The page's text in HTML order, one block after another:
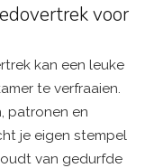
voor
kan een leuke
te verfraaien.
patronen en
je eigen stempel
van gedurfde